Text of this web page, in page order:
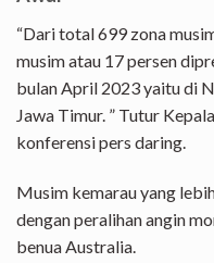
“Dari total 699 zona
musim atau 17 persen
bulan April 2023 yaitu di
Jawa Timur. ” Tutur Kepala
konferensi pers daring.
Musim kemarau yang
dengan peralihan angin
benua Australia.